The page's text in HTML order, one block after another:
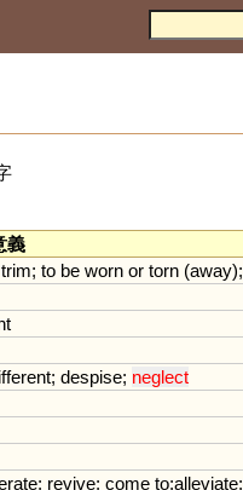
義
trim; to be worn or torn(away);
; despise; neglect
; revive; come to;alleviate;